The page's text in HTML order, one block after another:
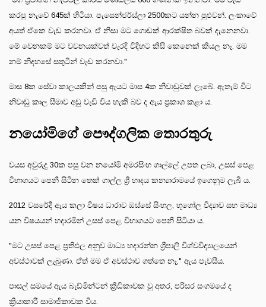
කරපු නැවේ 645ක් හිටියා. පැසෙන්ජර්ස්ලා 2500කට යන්න පුළුවන්. ලංකාවේ
අයත් ඒකෙ වැඩ කරනවා. ඒ නිසා මට ගොඩක් ආරක්ෂිත බවක් දැනෙනවා.
මේ වෙනකම් මට වචනයක්වත් වැරදි විදිහට කිසි කෙනෙක් කියල නෑ. මම
නම් නිදහසේ සතුටින් වැඩ කරනවා."
මාස 8ක සේවා කාලයකින් පසු ඇයට මාස 4ක නිවාඩුවක් ලැබේ. ඇතැම් විට
නිවාඩු කාල සීමාව අඩු වැඩි විය හැකි බව ද ඇය ප්‍රකාශ කළා ය.
නයෝමිගේ පෞද්ගලික තොරතුරු
වයස අවුරුදු 30ක පසු වන නයෝමි අමරසිංහ ගාල්ලේ උපත ලබා, උසස් පෙළ
විභාගයට පෙනී සිටින තෙක් ගාල්ල ශ්‍රී හෘදය කන්‍යාරාමයේ ඉගෙනුම ලැබී ය.
2012 වසරේදී ඇය කලා විෂය ධාරාව ඔස්සේ සිංහල, භූගෝල විද්‍යාව සහ මාධ්‍ය
යන විෂයයන් හදාරමින් උසස් පෙළ විභාගයට පෙනී සිටියා ය.
"මට උසස් පෙළ ප්‍රතිඵල අනුව මාධ්‍ය හදාරන්න ශ්‍රීපාලි විශ්වවිද්‍යාලයෙන්
අවස්ථාවක් ලැබුණා. ඒත් මම ඒ අවස්ථාව ගත්තෙ නෑ," ඇය පැවසීය.
පාසල් සමයේ ඇය බැඩ්මින්ටන් ක්‍රීඩිකාවක වූ අතර, පරිසර සංගමයේ ද
ක්‍රියාකාරී සාමාජිකාවක විය.